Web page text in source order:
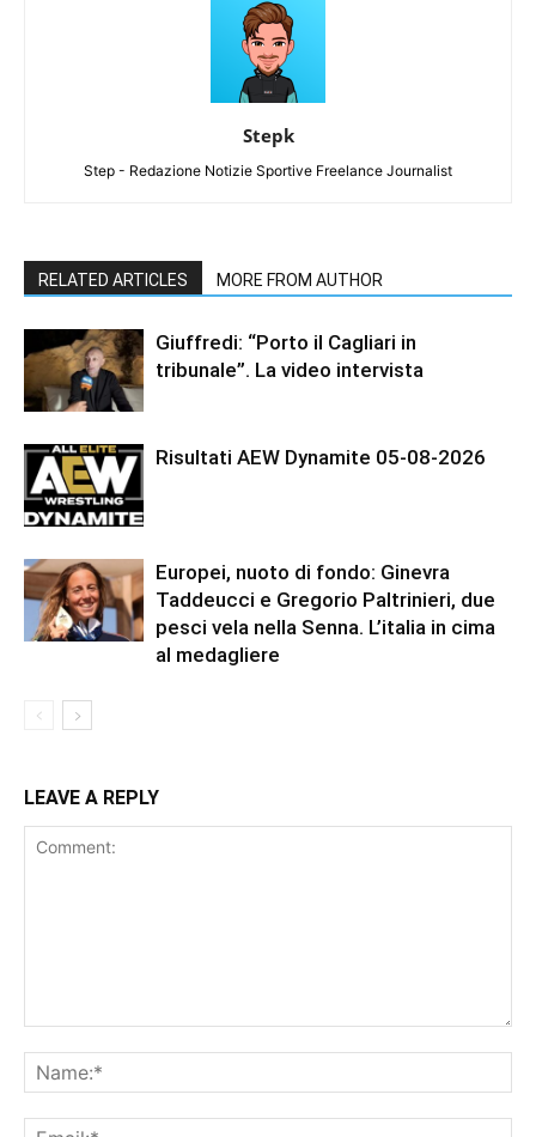
Stepk
Step - Redazione Notizie Sportive Freelance Journalist
RELATED ARTICLES MORE FROM AUTHOR
Giuffredi: “Porto il Cagliari in
tribunale”. La video intervista
Risultati AEW Dynamite 05-08-2026
Europei, nuoto di fondo: Ginevra
Taddeucci e Gregorio Paltrinieri, due
pesci vela nella Senna. L’italia in cima
al medagliere
LEAVE A REPLY